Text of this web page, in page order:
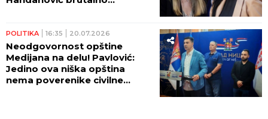
POLITIKA 16:35 20.07.2026
Neodgovornost opštine
Medijana na delu! Pavlović:
Jedino ova niška opština
nema poverenike civilne